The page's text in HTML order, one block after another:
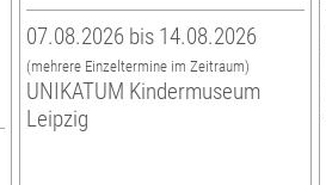
07.08.2026 bis 14.08.2026
(mehrere Einzeltermine im Zeitraum)
UNIKATUM Kindermuseum
Leipzig